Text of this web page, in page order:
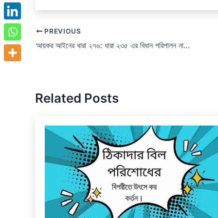
PREVIOUS
আয়কর আইনের ধারা ২৭৬: ধারা ২৩৫ এর বিধান পরিপালন না করিবার জরিমানা।
Related Posts